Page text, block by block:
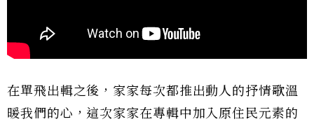
在單飛出輯之後，家家每次都推出動人的抒情歌溫
暖我們的心，這次家家在專輯中加入原住民元素的